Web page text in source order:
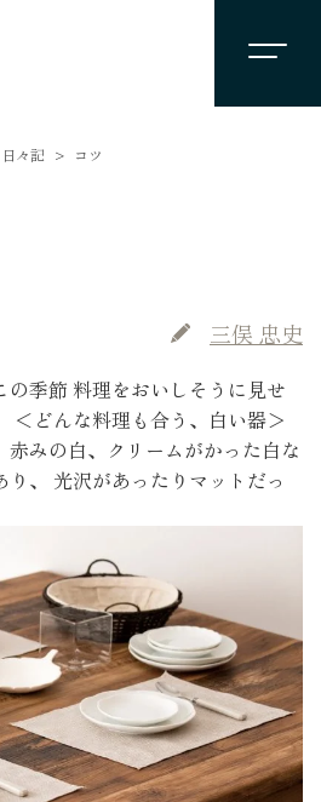
日々記 コツ
三俣 忠史
季節 料理をおいしそうに見せ
＜どんな料理も合う、白い器＞
赤みの白、クリームがかった白な
、 光沢があったりマットだっ